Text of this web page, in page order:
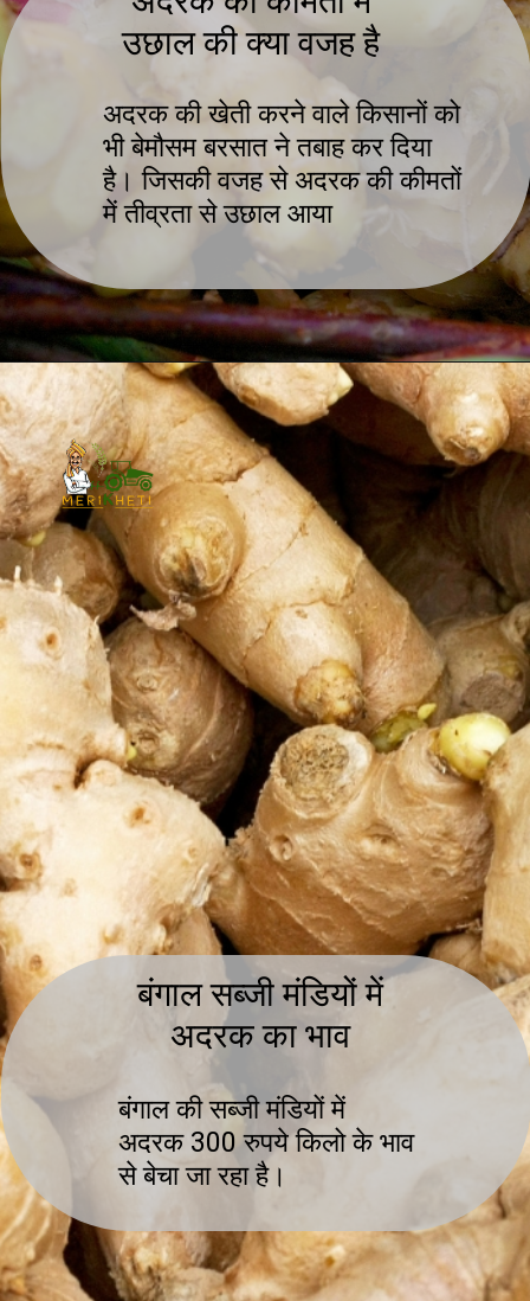
उछाल की क्या वजह है
अदरक की खेती करने वाले किसानों को
भी बेमौसम बरसात ने तबाह कर दिया
है। जिसकी वजह से अदरक की कीमतों
में तीव्रता से उछाल आया
बंगाल सब्जी मंडियों में
अदरक का भाव
बंगाल की सब्जी मंडियों में
अदरक 300 रुपये किलो के भाव
से बेचा जा रहा है।